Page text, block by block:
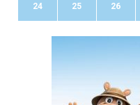
24 25 26